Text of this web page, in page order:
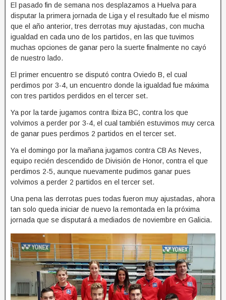
El pasado fin de semana nos desplazamos a Huelva para
disputar la primera jornada de Liga y el resultado fue el mismo
que el año anterior, tres derrotas muy ajustadas, con mucha
igualdad en cada uno de los partidos, en las que tuvimos
muchas opciones de ganar pero la suerte finalmente no cayó
de nuestro lado.
El primer encuentro se disputó contra Oviedo B, el cual
perdimos por 3-4, un encuentro donde la igualdad fue máxima
con tres partidos perdidos en el tercer set.
Ya por la tarde jugamos contra Ibiza BC, contra los que
volvimos a perder por 3-4, el cual también estuvimos muy cerca
de ganar pues perdimos 2 partidos en el tercer set.
Ya el domingo por la mañana jugamos contra CB As Neves,
equipo recién descendido de División de Honor, contra el que
perdimos 2-5, aunque nuevamente pudimos ganar pues
volvimos a perder 2 partidos en el tercer set.
Una pena las derrotas pues todas fueron muy ajustadas, ahora
tan solo queda iniciar de nuevo la remontada en la próxima
jornada que se disputará a mediados de noviembre en Galicia.